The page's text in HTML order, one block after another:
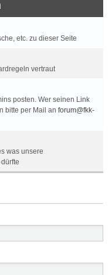
etc. zu dieser Seite
vertraut
posten. Wer seinen Link
bitte per Mail an forum@fkk-
was unsere